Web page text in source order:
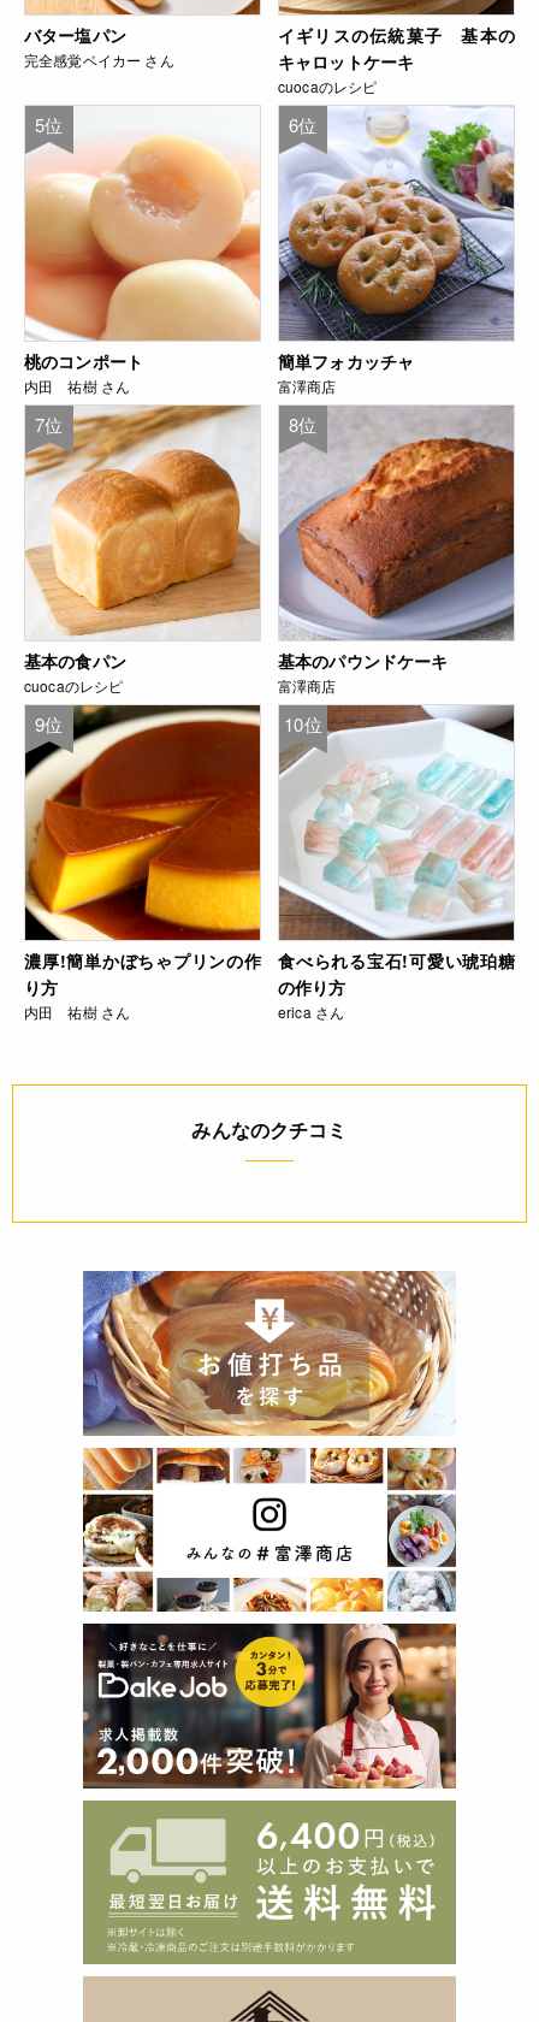
バター塩パン
完全感覚ベイカー さん
イギリスの伝統菓子 基本の
キャロットケーキ
cuocaのレシピ
5位
桃のコンポート
内田 祐樹 さん
6位
簡単フォカッチャ
富澤商店
7位
基本の食パン
cuocaのレシピ
8位
基本のパウンドケーキ
富澤商店
9位
濃厚!簡単かぼちゃプリンの作
り方
内田 祐樹 さん
10位
食べられる宝石!可愛い琥珀糖
の作り方
erica さん
みんなのクチコミ